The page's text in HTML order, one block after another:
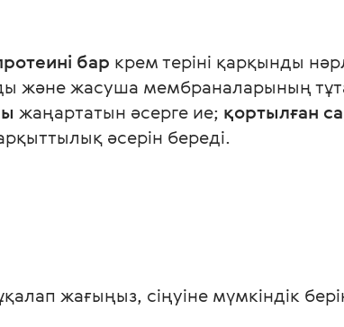
бар крем теріні қарқынды
және жасуша мембраналарының
жаңартатын әсерге ие; қортылған
әсерін береді.
жағыңыз, сіңуіне мүмкіндік